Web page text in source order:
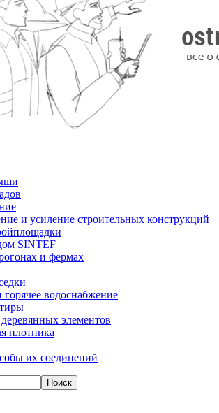
и усиление строительных конструкций
SINTEF
и фермах
водоснабжение
элементов
плотника
их соединений